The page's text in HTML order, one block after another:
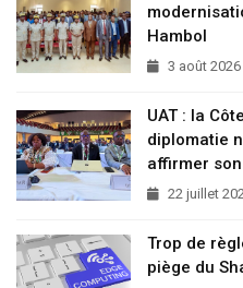
Hambol
3 août 2026
UAT : la
diplomatie
affirmer
22 juillet
Trop de
piège du